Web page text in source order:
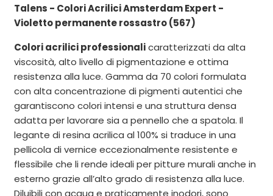
Talens - Colori Acrilici Amsterdam Expert -
Violetto permanente rossastro (567)
Colori acrilici professionalicaratterizzati da alta
viscosità, alto livello di pigmentazione e ottima
resistenza alla luce. Gamma da 70 colori formulata
con alta concentrazione di pigmenti autentici che
garantiscono colori intensi e una struttura densa
adatta per lavorare sia a pennello che a spatola. Il
legante di resina acrilica al 100% si traduce in una
pellicola di vernice eccezionalmente resistente e
flessibile che li rende ideali per pitture murali anche in
esterno grazie all’alto grado di resistenza alla luce.
Diluibili con acqua e praticamente inodori, sono